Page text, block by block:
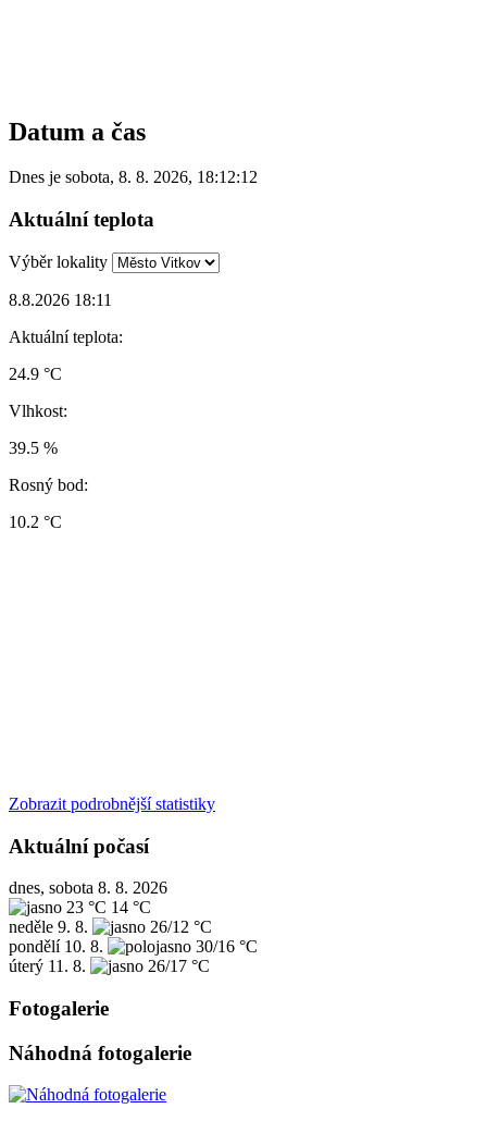
Datum a čas
Dnes je sobota, 8. 8. 2026, 18:12:12
Aktuální teplota
Výběr lokality
8.8.2026 18:11
Aktuální teplota:
24.9 °C
Vlhkost:
39.5 %
Rosný bod:
10.2 °C
Zobrazit podrobnější statistiky
Aktuální počasí
dnes, sobota 8. 8. 2026
23 °C 14 °C
neděle 9. 8.
26/12 °C
pondělí 10. 8.
30/16 °C
úterý 11. 8. 26/17 °C
Fotogalerie
Náhodná fotogalerie